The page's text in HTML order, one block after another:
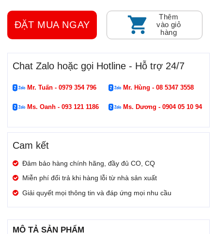
ĐẶT MUA NGAY
Thêm
vào giỏ
hàng
Chat Zalo hoặc gọi Hotline - Hỗ trợ 24/7
Mr. Tuấn - 0979 354 796 Mr. Hùng - 08 5347 3558
Ms. Oanh - 093 121 1186 Ms. Dương - 0904 05 10 94
Cam kết
Đảm bảo hàng chính hãng, đầy đủ CO, CQ
Miễn phí đổi trả khi hàng lỗi từ nhà sản xuất
Giải quyết mọi thông tin và đáp ứng mọi nhu cầu
MÔ TẢ SẢN PHẨM